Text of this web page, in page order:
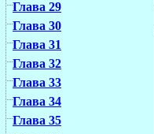
Глава 29
Глава 30
Глава 31
Глава 32
Глава 33
Глава 34
Глава 35